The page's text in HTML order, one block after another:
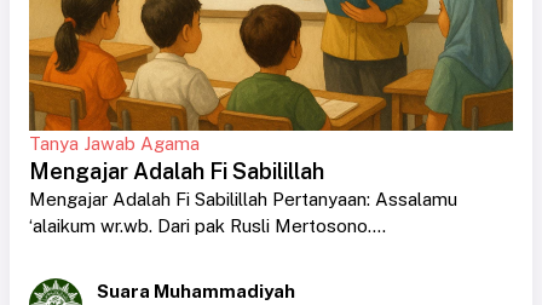
Tanya Jawab Agama
Mengajar Adalah Fi Sabilillah
Mengajar Adalah Fi Sabilillah Pertanyaan: Assalamu
‘alaikum wr.wb. Dari pak Rusli Mertosono....
Suara Muhammadiyah